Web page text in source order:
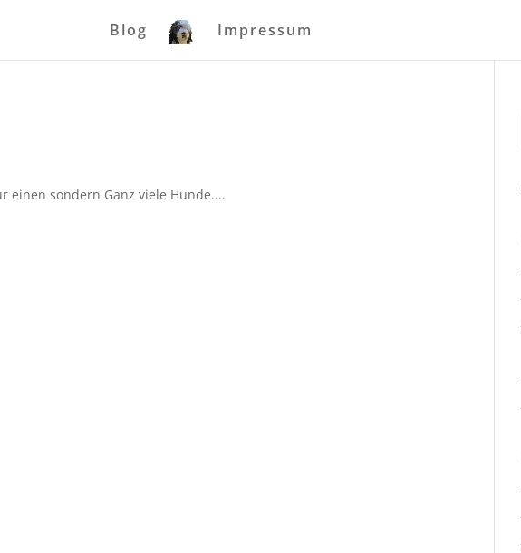
Blog Impressum
einen sondern Ganz viele Hunde....